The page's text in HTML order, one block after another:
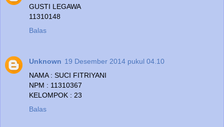
GUSTI LEGAWA
11310148
Balas
Unknown 19 Desember 2014 pukul 04.10
NAMA : SUCI FITRIYANI
NPM : 11310367
KELOMPOK : 23
Balas